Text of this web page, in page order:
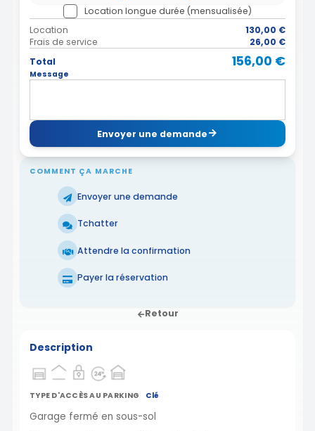
Location longue durée (mensualisée)
Location
130,00 €
Frais de service
26,00 €
Total
156,00 €
Message
Envoyer une demande
COMMENT ÇA MARCHE
Envoyer une demande
Tchatter
Attendre la confirmation
Payer la réservation
Retour
Description
TYPE D'ACCÈS AU PARKING Clé
Garage fermé en sous-sol